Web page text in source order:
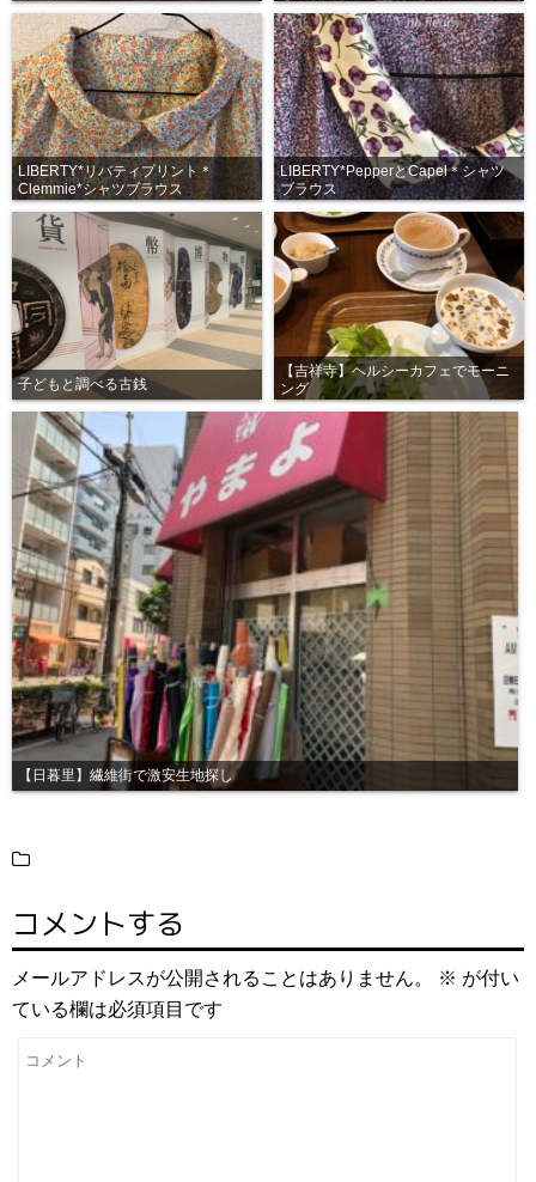
LIBERTY*リバティプリント＊
Clemmie*シャツブラウス
LIBERTY*PepperとCapel＊シャツ
ブラウス
子どもと調べる古銭
【吉祥寺】ヘルシーカフェでモーニ
ング
【日暮里】繊維街で激安生地探し
コメントする
メールアドレスが公開されることはありません。 ※ が付い
ている欄は必須項目です